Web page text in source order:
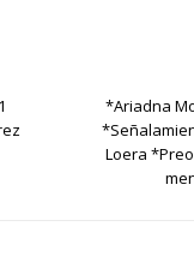
*Ariadna
Loera